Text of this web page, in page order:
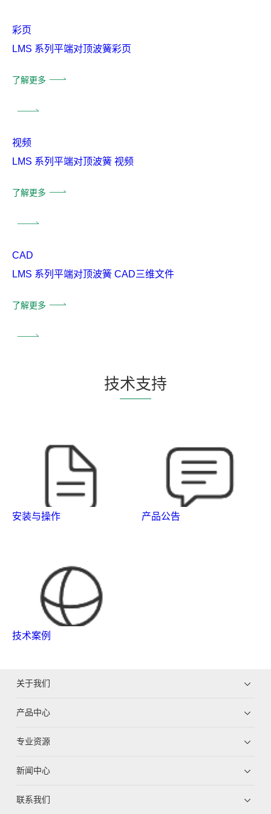
彩页
LMS 系列平端对顶波簧彩页
了解更多
视频
LMS 系列平端对顶波簧 视频
了解更多
CAD
LMS 系列平端对顶波簧 CAD三维文件
了解更多
技术支持
安装与操作 产品公告
技术案例
关于我们
产品中心
专业资源
新闻中心
联系我们